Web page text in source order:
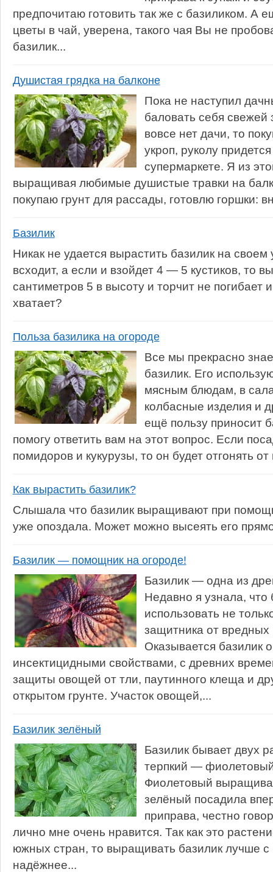
предпочитаю готовить так же с базиликом. А
цветы в чай, уверена, такого чая Вы не
базилик...
Душистая грядка на балконе
Пока не наступил
баловать себя
вовсе нет дачи, то
укроп, руколу
супермаркете. Я из
выращивая любимые душистые травки на
покупаю грунт для рассады, готовлю горшки:
Базилик
Никак не удается вырастить базилик на
всходит, а если и взойдет 4 — 5 кустиков, то
сантиметров 5 в высоту и торчит не погибает
хватает?
Польза базилика на огороде
Все мы прекрасно
базилик. Его
мясным блюдам, в
колбасные изделия и
ещё пользу приносит
помогу ответить вам на этот вопрос. Если
помидоров и кукурузы, то он будет отгонять от
Как вырастить базилик?
Слышала что базилик выращивают при
уже опоздала. Может можно высеять его
Базилик — помощник на огороде!
Базилик — одна из
Недавно я узнала, что
использовать не
защитника от
Оказывается базилик
инсектицидными свойствами, с древних
защиты овощей от тли, паутинного клеща и
открытом грунте. Участок овощей,...
Базилик зелёный
Базилик бывает двух
терпкий —
Фиолетовый
зелёный посадила
приправа, честно
лично мне очень нравится. Так как это
южных стран, то выращивать базилик лучше
надёжнее...